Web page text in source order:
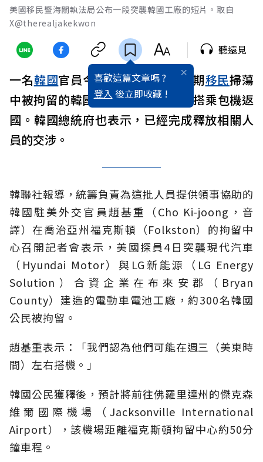
美國移民暨海關執法局公布一段突襲韓國工廠的短片。取自
X@therealjakekwon
喜歡這篇文章嗎 ?
登入 後立即收藏 !
聽遠見
一名韓國官員今天表示，在美國 近期移民掃蕩
中被拘留的韓國人，最快可能10日搭乘包機返
國。韓國總統府也表示，已經完成釋放相關人
員的交涉。
韓聯社報導，統籌負責為這批人員提供領事協助的
韓國駐美外交官員趙基重（Cho Ki-joong，音
譯）在喬治亞州福克斯頓（Folkston）的拘留中
心召開記者會表示，美國探員4日突襲現代汽車
（Hyundai Motor）與LG新能源（LG Energy
Solution）合資企業在布來安郡（Bryan
County）建造的電動車電池工廠，約300名韓國
公民被拘留。
趙基重表示：「我們認為他們可能在週三（美東時
間）左右搭機。」
韓國公民獲釋後，預計將前往佛羅里達州的傑克森
維爾國際機場（Jacksonville International
Airport），該機場距離福克斯頓拘留中心約50分
鐘車程。